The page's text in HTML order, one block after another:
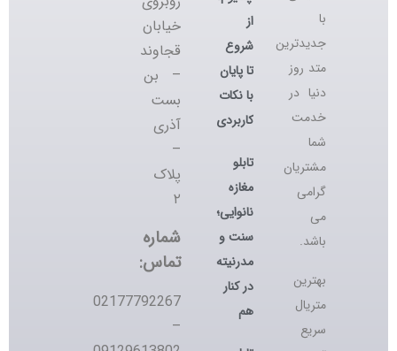
با
جدیدترین
متد روز
دنیا در
خدمت
شما
مشتریان
گرامی
می
باشد.
بهترین
متریال
سریع
از
شروع
تا پایان
با نکات
کاربردی
تابلو
مغازه
نانوایی؛
سنت و
مدرنیته
در کنار
هم
خیابان
قجاوند
– بن
بست
آذری
–
پلاک
۲
شماره
تماس:
02177792267
–